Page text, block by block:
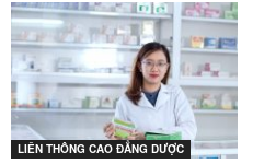
LIÊN THÔNG CAO ĐẲNG DƯỢC